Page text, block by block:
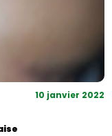
10 janvier 2022